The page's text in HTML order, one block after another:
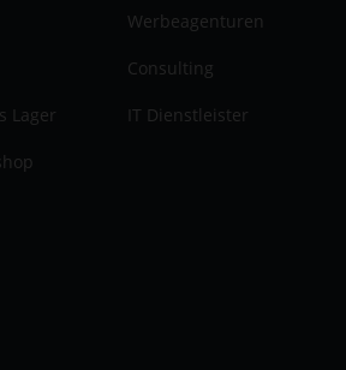
Lager
Werbeagenturen
Consulting
IT Dienstleister